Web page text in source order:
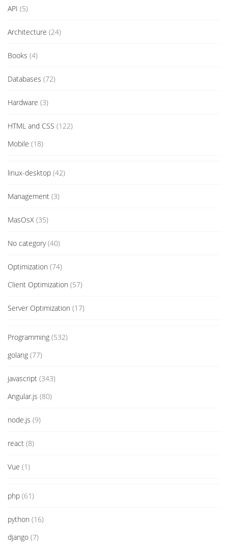
API (5)
Architecture (24)
Books (4)
Databases (72)
Hardware (3)
HTML and CSS (122)
Mobile (18)
linux-desktop (42)
Management (3)
MasOsX (35)
No category(40)
Optimization (74)
Client Optimization (57)
Server Optimization (17)
Programming (532)
golang (77)
javascript (343)
Angular.js (80)
node.js (9)
react (8)
Vue (1)
php (61)
python (16)
django (7)